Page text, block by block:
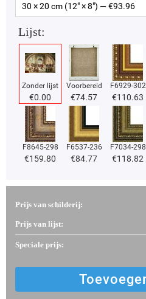
30 × 20 cm (12" × 8") — €93.96
Lijst:
Zonder lijst
€0.00
Voorbereid
€74.57
F6929-302
€110.63
F8645-298
€159.80
F6537-236
€84.77
F7034-298
€118.82
Prijs van schilderij:
Prijs van lijst:
Speciale prijs: